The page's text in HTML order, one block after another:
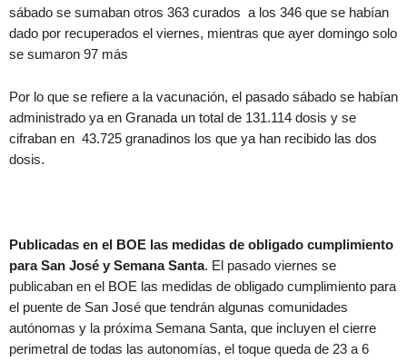
sábado se sumaban otros 363 curados a los 346 que se habían
dado por recuperados el viernes, mientras que ayer domingo solo
se sumaron 97 más
Por lo que se refiere a la vacunación, el pasado sábado se habían
administrado ya en Granada un total de 131.114 dosis y se
cifraban en 43.725 granadinos los que ya han recibido las dos
dosis.
Publicadas en el BOE las medidas de obligado cumplimiento
para San José y Semana Santa. El pasado viernes se
publicaban en el BOE las medidas de obligado cumplimiento para
el puente de San José que tendrán algunas comunidades
autónomas y la próxima Semana Santa, que incluyen el cierre
perimetral de todas las autonomías, el toque queda de 23 a 6